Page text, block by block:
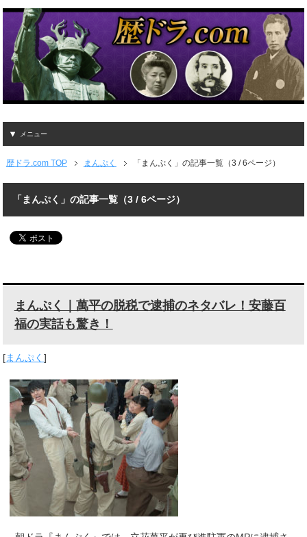
メニュー
歴ドラ.com TOP まんぷく 「まんぷく」の記事一覧（3 / 6ページ）
「まんぷく」の記事一覧（3 / 6ページ）
まんぷく｜萬平の脱税で逮捕のネタバレ！安藤百
福の実話も驚き！
[まんぷく]